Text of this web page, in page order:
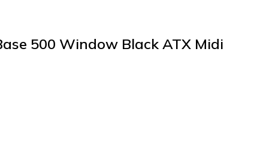
500 Window Black ATX Midi